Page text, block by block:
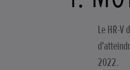
Le HR-
2022.